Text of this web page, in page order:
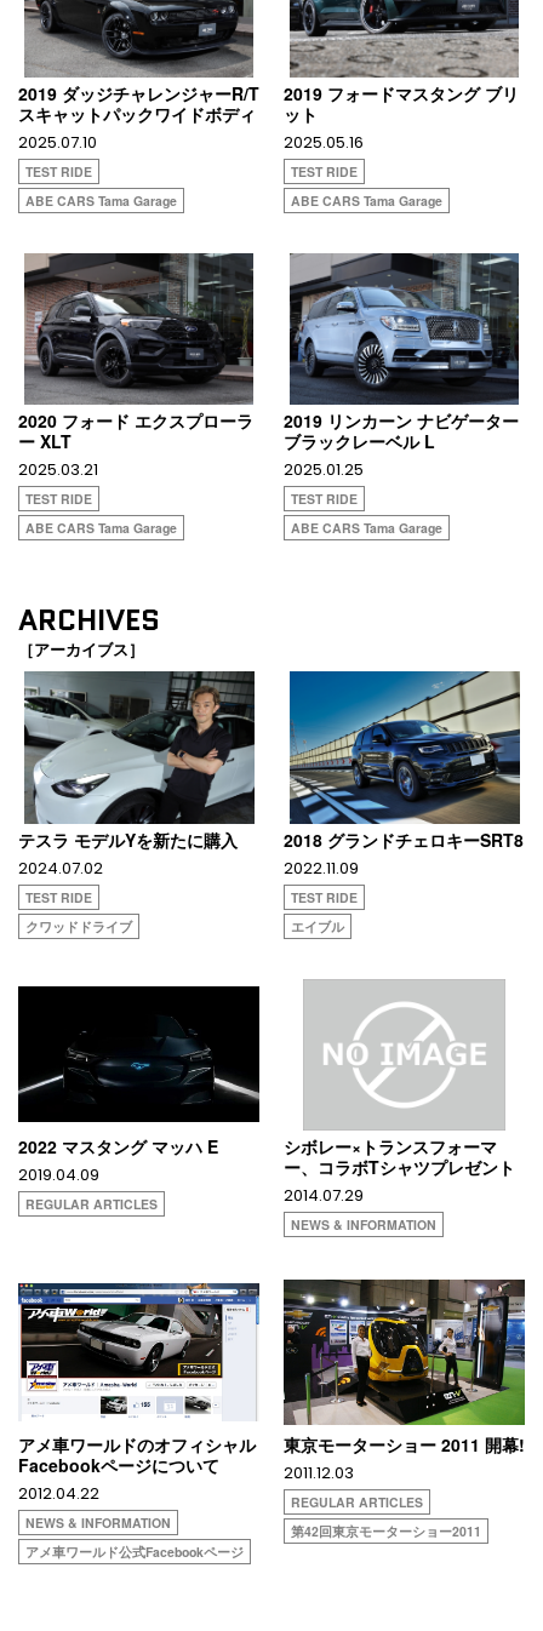
2019 ダッジチャレンジャーR/T
スキャットパックワイドボディ
2025.07.10
TEST RIDE
ABE CARS Tama Garage
2019 フォードマスタング ブリ
ット
2025.05.16
TEST RIDE
ABE CARS Tama Garage
2020 フォード エクスプローラ
ー XLT
2025.03.21
TEST RIDE
ABE CARS Tama Garage
2019 リンカーン ナビゲーター
ブラックレーベル L
2025.01.25
TEST RIDE
ABE CARS Tama Garage
ARCHIVES
［アーカイブス］
テスラ モデルYを新たに購入
2024.07.02
TEST RIDE
クワッドドライブ
2018 グランドチェロキーSRT8
2022.11.09
TEST RIDE
エイブル
2022 マスタング マッハ E
2019.04.09
REGULAR ARTICLES
シボレー×トランスフォーマ
ー、コラボTシャツプレゼント
2014.07.29
NEWS & INFORMATION
アメ車ワールドのオフィシャル
Facebookページについて
2012.04.22
NEWS & INFORMATION
アメ車ワールド公式Facebookページ
東京モーターショー 2011 開幕!
2011.12.03
REGULAR ARTICLES
第42回東京モーターショー2011